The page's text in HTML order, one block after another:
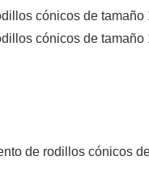
de rodillos cónicos